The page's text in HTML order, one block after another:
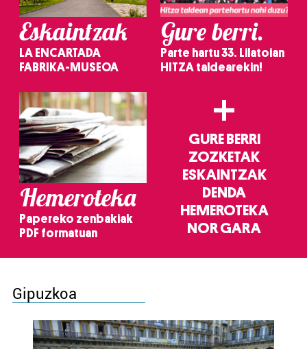
Eskaintzak
LA ENCARTADA
FABRIKA-MUSEOA
Gure berri.
Parte hartu 33. Lilatoian
HITZA taldearekin!
Hemeroteka
Papereko zenbakiak
PDF formatuan
+
GURE BERRI
ZOZKETAK
ESKAINTZAK
DENDA
HEMEROTEKA
NOR GARA
Gipuzkoa